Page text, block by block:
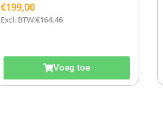
€199,00
Excl. BTW:€164,46
Voeg toe